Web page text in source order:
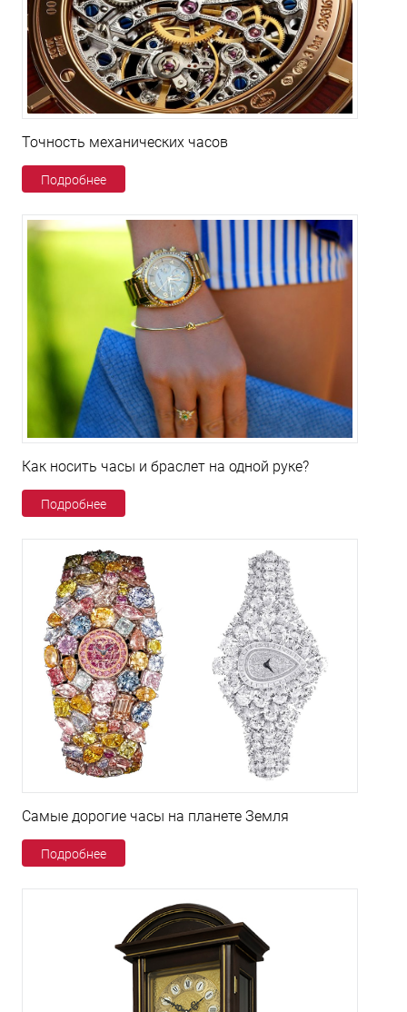
Точность механических часов
Подробнее
Как носить часы и браслет на одной руке?
Подробнее
Самые дорогие часы на планете Земля
Подробнее